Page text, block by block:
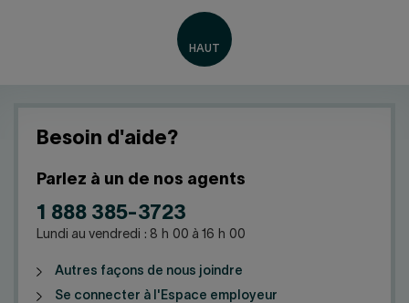
Besoin d'aide?
Parlez à un de nos agents
1 888 385-3723
Lundi au vendredi : 8 h 00 à 16 h 00
Autres façons de nous joindre
Se connecter à l'Espace employeur